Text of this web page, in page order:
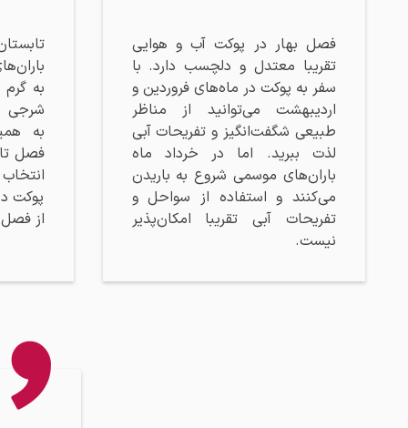
فصل بهار در پوکت آب و هوایی
تقریبا معتدل و دلچسب دارد. با
سفر به پوکت در ماه‌های فروردین و
اردیبهشت می‌توانید از مناظر
طبیعی شگفت‌انگیز و تفریحات آبی
لذت ببرید. اما در خرداد ماه
باران‌های موسمی شروع به باریدن
می‌کنند و استفاده از سواحل و
تفریحات آبی تقریبا امکان‌پذیر
نیست.
به
شرجی
به
فصل
پوکت
از